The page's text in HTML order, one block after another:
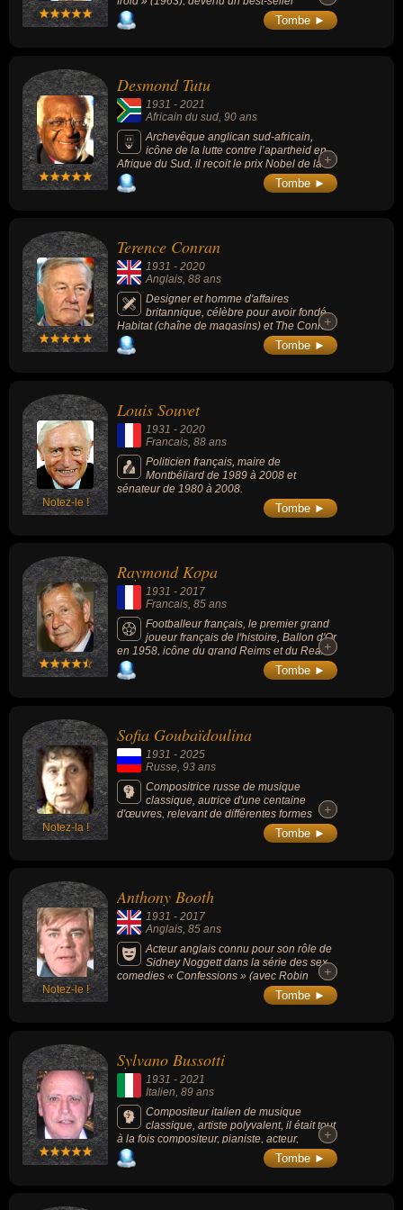
international.
Tombe ►
Desmond Tutu
1931 - 2021
Africain du sud , 90 ans
Archevêque anglican sud-africain,
icône de la lutte contre l’apartheid en
Afrique du Sud, il reçoit le prix Nobel de la
paix en 1984.
+
+
Tombe ►
Terence Conran
1931 - 2020
Anglais, 88 ans
Designer et homme d'affaires
britannique, célèbre pour avoir fondé
Habitat (chaîne de magasins) et The Conran
Shop (enseigne de design et décoration
d'intérieur), mais également le Design
vestimentaire, mobilier et architecture).
+
+
Tombe ►
Notez-le !
Louis Souvet
1931 - 2020
Francais , 88 ans
Politicien français, maire de
Montbéliard de 1989 à 2008 et
sénateur de 1980 à 2008.
Tombe ►
Raymond Kopa
1931 - 2017
Francais, 85 ans
Footballeur français, le premier grand
joueur français de l'histoire, Ballon d'Or
en 1958, icône du grand Reims et du Real
Madrid.
+
+
Tombe ►
Notez-la !
Sofia Goubaïdoulina
1931 - 2025
Russe, 93 ans
Compositrice russe de musique
classique, autrice d'une centaine
d'œuvres, relevant de différentes formes
musicales : la symphonie, le concerto, la
musique de chambre, les œuvres pour la
+
+
Tombe ►
Notez-le !
Anthony Booth
1931 - 2017
Anglais, 85 ans
Acteur anglais connu pour son rôle de
Sidney Noggett dans la série des sex
comedies « Confessions » (avec Robin
Askwith) et celui de Mike Rawlins dans la
série « Till Death Us Do Part » (1965-1975, 7
+
+
Tombe ►
Sylvano Bussotti
1931 - 2021
Italien, 89 ans
Compositeur italien de musique
classique, artiste polyvalent, il était tout
à la fois compositeur, pianiste, acteur,
dessinateur, dramaturge, metteur en scène,
scénographe, costumier….
+
+
Tombe ►